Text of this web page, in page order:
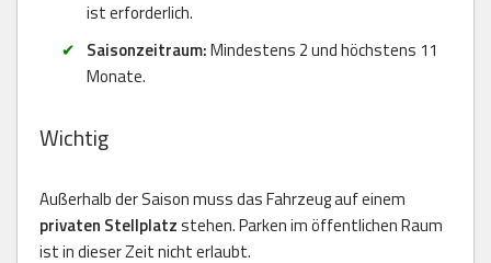
ist erforderlich.
Saisonzeitraum:Mindestens 2 und höchstens 11
Monate.
Wichtig
Außerhalb der Saison muss das Fahrzeug auf einem
privaten Stellplatzstehen. Parken im öffentlichen Raum
ist in dieser Zeit nicht erlaubt.